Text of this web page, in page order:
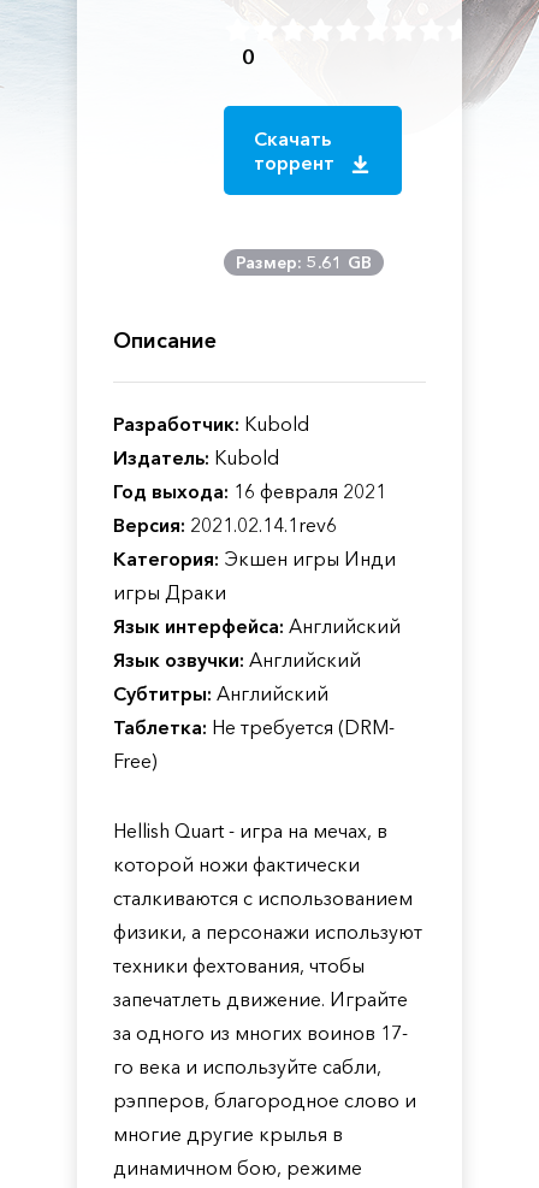
0
Скачать
торрент
Размер: 5.61 GB
Описание
Разработчик: Kubold
Издатель: Kubold
Год выхода: 16 февраля 2021
Версия: 2021.02.14.1rev6
Категория: Экшен игры Инди
игры Драки
Язык интерфейса: Английский
Язык озвучки: Английский
Субтитры: Английский
Таблетка: Не требуется (DRM-
Free)
Hellish Quart - игра на мечах, в
которой ножи фактически
сталкиваются с использованием
физики, а персонажи используют
техники фехтования, чтобы
запечатлеть движение. Играйте
за одного из многих воинов 17-
го века и используйте сабли,
рэпперов, благородное слово и
многие другие крылья в
динамичном бою, режиме